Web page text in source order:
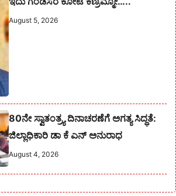
August 5, 2026
80ನೇ ಸ್ವಾತಂತ್ರ್ಯ ದಿನಾಚರಣೆಗೆ ಅಗತ್ಯ ಸಿದ್ಧತೆ:
ಜಿಲ್ಲಾಧಿಕಾರಿ ಡಾ ಕೆ ಎನ್ ಅನುರಾಧ
August 4, 2026